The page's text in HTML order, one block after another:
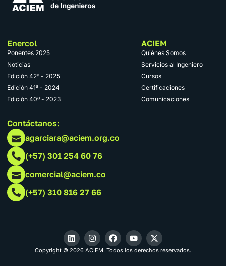
Enercol
Ponentes 2025
Noticias
Edición 42ª - 2025
Edición 41ª - 2024
Edición 40ª - 2023
ACIEM
Quiénes Somos
Servicios al Ingeniero
Cursos
Certificaciones
Comunicaciones
Contáctanos:
agarciara@aciem.org.co
(+57) 301 254 60 76
comercial@aciem.co
(+57) 310 816 27 66
Copyright © 2026 ACIEM. Todos los derechos reservados.